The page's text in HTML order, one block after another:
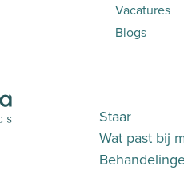
Vacatures
Blogs
Staar
Wat past bij